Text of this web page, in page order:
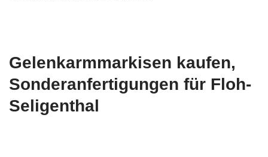
Gelenkarmmarkisen kaufen,
Sonderanfertigungen für Floh-
Seligenthal